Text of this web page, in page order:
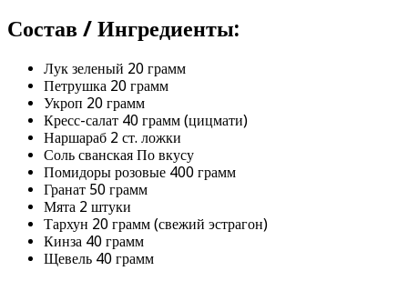
Состав / Ингредиенты:
Лук зеленый 20 грамм
Петрушка 20 грамм
Укроп 20 грамм
Кресс-салат 40 грамм (цицмати)
Наршараб 2 ст. ложки
Соль сванская По вкусу
Помидоры розовые 400 грамм
Гранат 50 грамм
Мята 2 штуки
Тархун 20 грамм (свежий эстрагон)
Кинза 40 грамм
Щевель 40 грамм